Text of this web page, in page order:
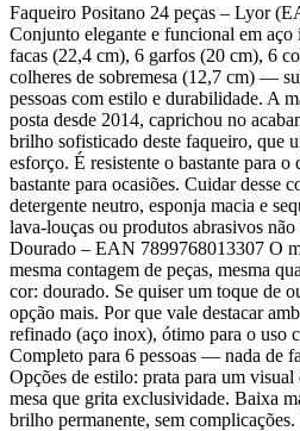
Faqueiro Positano 24 peças – Lyor
Conjunto elegante e funcional em
facas (22,4 cm), 6 garfos (20 cm), 6
colheres de sobremesa (12,7 cm) —
pessoas com estilo e durabilidade. A
posta desde 2014, caprichou no
brilho sofisticado deste faqueiro, que
esforço. É resistente o bastante para o
bastante para ocasiões. Cuidar desse
detergente neutro, esponja macia e
lava-louças ou produtos abrasivos
Dourado – EAN 7899768013307 O
mesma contagem de peças, mesma
cor: dourado. Se quiser um toque de
opção mais. Por que vale destacar
refinado (aço inox), ótimo para o uso
Completo para 6 pessoas — nada de
Opções de estilo: prata para um
mesa que grita exclusividade. Baixa
brilho permanente, sem